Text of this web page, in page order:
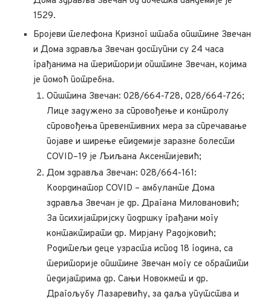
1529.
Бројеви телефона Кризног штаба општине Звечан
и Дома здравља Звечан доступни су 24 часа
грађанима на територији општине Звечан, којима
је помоћ потребна.
Општина Звечан: 028/664-728, 028/664-726;
Лице задужено за спровођење и контролу
спровођења превентивних мера за спречавање
појаве и ширење епидемије заразне болести
COVID–19 је Љиљана Аксентијевић;
Дом здравља Звечан: 028/664-161:
Координатор COVID – амбуланте Дома
здравља Звечан је др. Драгана Миловановић;
За психијатријску подршку грађани могу
контактирати др. Мирјану Радојковић;
Родитељи деце узраста испод 18 година, са
територије општине Звечан могу се обратити
педијатрима др. Сањи Новокмет и др.
Драгољубу Лазаревићу, за даља упутства и